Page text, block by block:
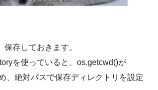
保存しておきます。
を使っていると、os.getcwd()が
、絶対パスで保存ディレクトリを設定